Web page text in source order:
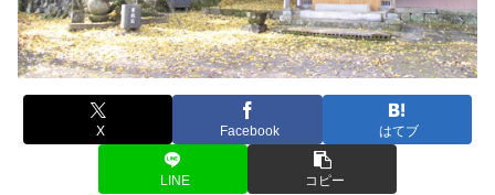
X Facebook はてブ
LINE コピー